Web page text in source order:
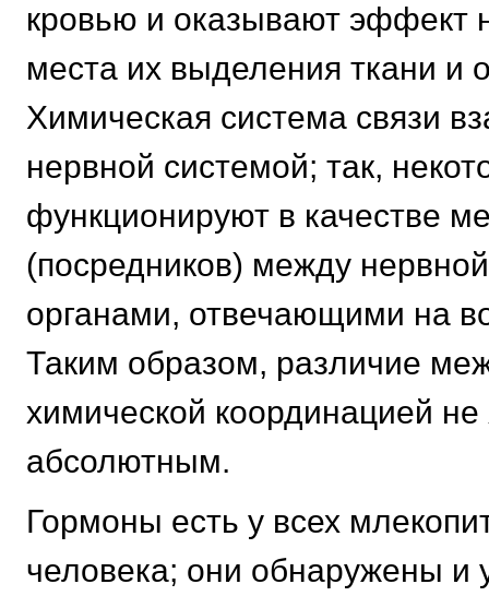
кровью и оказывают эффект
места их выделения ткани и
Химическая система связи
нервной системой; так,
функционируют в качестве
(посредников) между
органами, отвечающими на
Таким образом, различие
химической координацией не
абсолютным.
Гормоны есть у всех
человека; они обнаружены и